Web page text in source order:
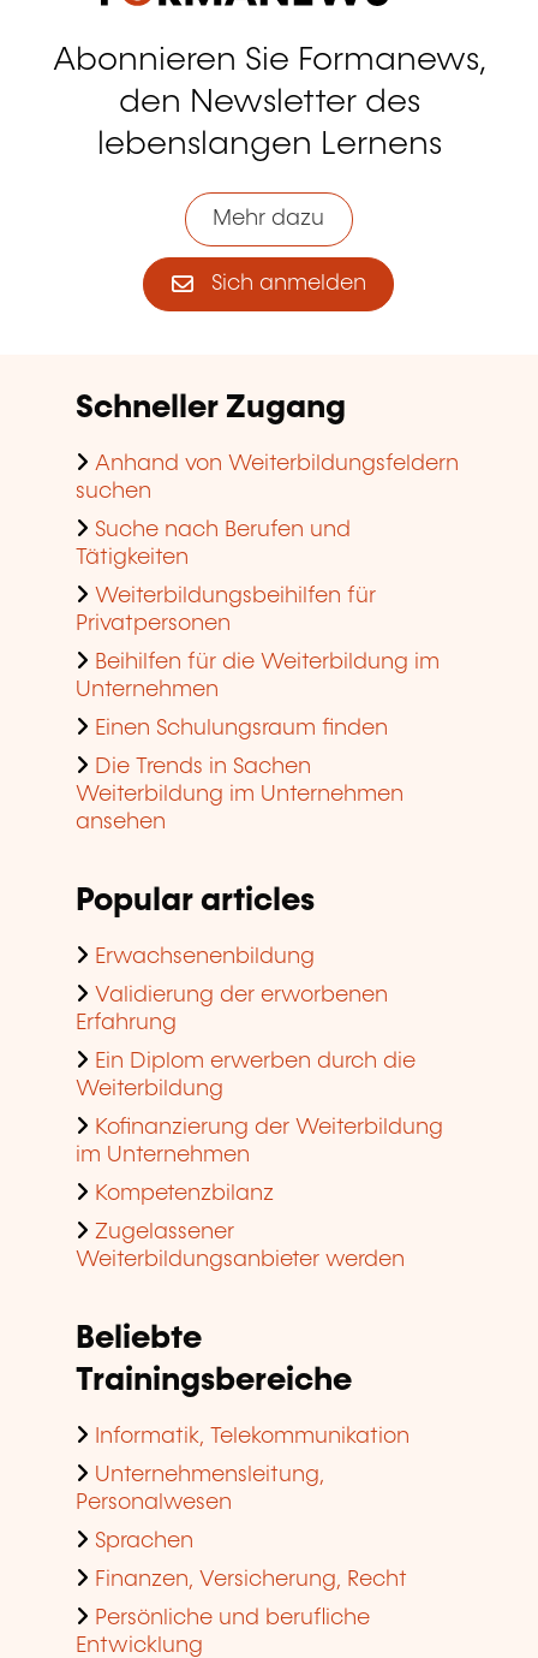
Abonnieren Sie Formanews,
den Newsletter des
lebenslangen Lernens
Mehr dazu
Sich anmelden
Schneller Zugang
Anhand von Weiterbildungsfeldern
suchen
Suche nach Berufen und
Tätigkeiten
Weiterbildungsbeihilfen für
Privatpersonen
Beihilfen für die Weiterbildung im
Unternehmen
Einen Schulungsraum finden
Die Trends in Sachen
Weiterbildung im Unternehmen
ansehen
Popular articles
Erwachsenenbildung
Validierung der erworbenen
Erfahrung
Ein Diplom erwerben durch die
Weiterbildung
Kofinanzierung der Weiterbildung
im Unternehmen
Kompetenzbilanz
Zugelassener
Weiterbildungsanbieter werden
Beliebte
Trainingsbereiche
Informatik, Telekommunikation
Unternehmensleitung,
Personalwesen
Sprachen
Finanzen, Versicherung, Recht
Persönliche und berufliche
Entwicklung